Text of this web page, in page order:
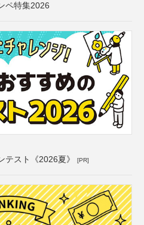
ペ特集2026
テスト《2026夏》 [PR]